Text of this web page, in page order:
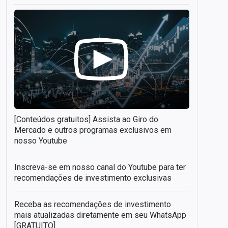
[Conteúdos gratuitos] Assista ao Giro do
Mercado e outros programas exclusivos em
nosso Youtube
Inscreva-se em nosso canal do Youtube para ter
recomendações de investimento exclusivas
Receba as recomendações de investimento
mais atualizadas diretamente em seu WhatsApp
[GRATUITO]